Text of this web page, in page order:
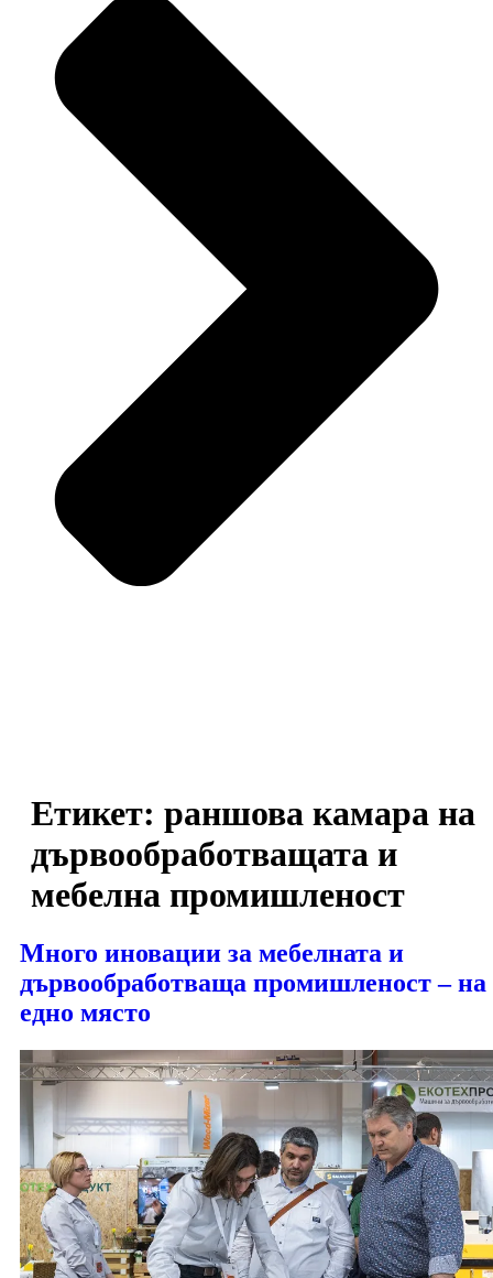
Етикет: раншова камара на
дървообработващата и
мебелна промишленост
Много иновации за мебелната и
дървообработваща промишленост – на
едно място